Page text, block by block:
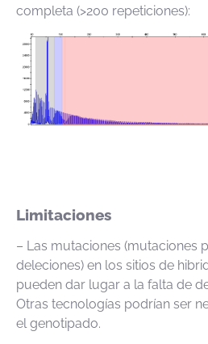
completa (>200 repeticiones):
Limitaciones
– Las mutaciones (mutaciones
deleciones) en los sitios de
pueden dar lugar a la falta de
Otras tecnologías podrían ser
el genotipado.